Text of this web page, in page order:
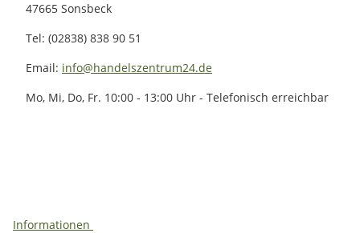
47665 Sonsbeck
Tel: (02838) 838 90 51
Email: info@handelszentrum24.de
Mo, Mi, Do, Fr. 10:00 - 13:00 Uhr - Telefonisch erreichbar
Informationen